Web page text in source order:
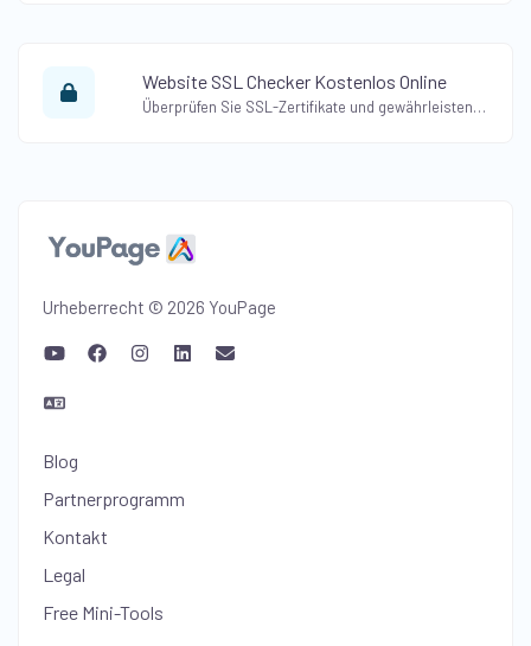
Website SSL Checker Kostenlos Online
Überprüfen Sie SSL-Zertifikate und gewährleisten Sie die Sicherheit Ihrer Website mit unserem kostenlosen Online-Tool Website SSL Checker. Überprüfen Sie Ihr SSL-Zertifikat kostenlos.
Urheberrecht © 2026 YouPage
Blog
Partnerprogramm
Kontakt
Legal
Free Mini-Tools